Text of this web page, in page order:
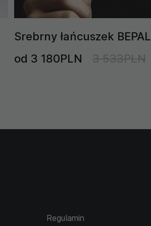
Srebrny łańcuszek
od 3 180PLN
3 533PLN
Regulamin